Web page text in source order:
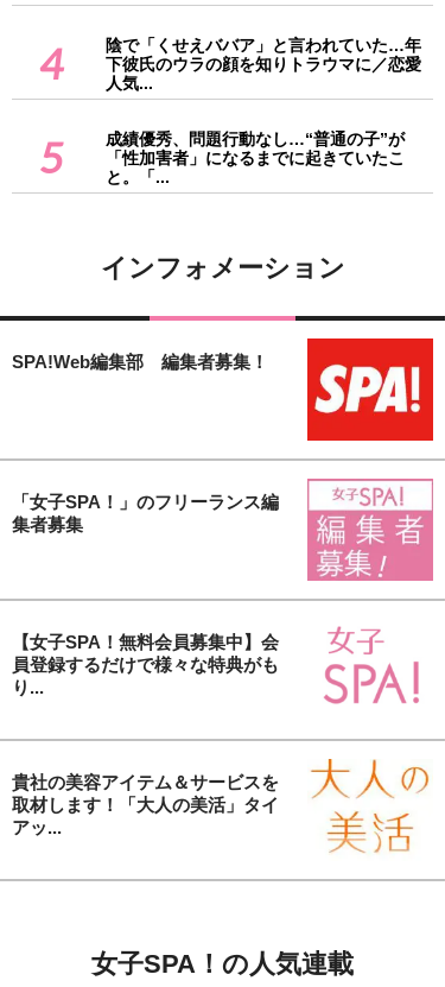
4
陰で「くせえババア」と言われていた…年
下彼氏のウラの顔を知りトラウマに／恋愛
人気...
5
成績優秀、問題行動なし…“普通の子”が
「性加害者」になるまでに起きていたこ
と。「...
インフォメーション
SPA!Web編集部 編集者募集！
「女子SPA！」のフリーランス編
集者募集
【女子SPA！無料会員募集中】会
員登録するだけで様々な特典がも
り...
貴社の美容アイテム＆サービスを
取材します！「大人の美活」タイ
アッ...
女子SPA！の人気連載